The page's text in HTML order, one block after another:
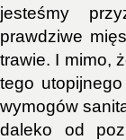
jesteśmy
prawdziwe
trawie. I mimo,
tego
wymogów
daleko od